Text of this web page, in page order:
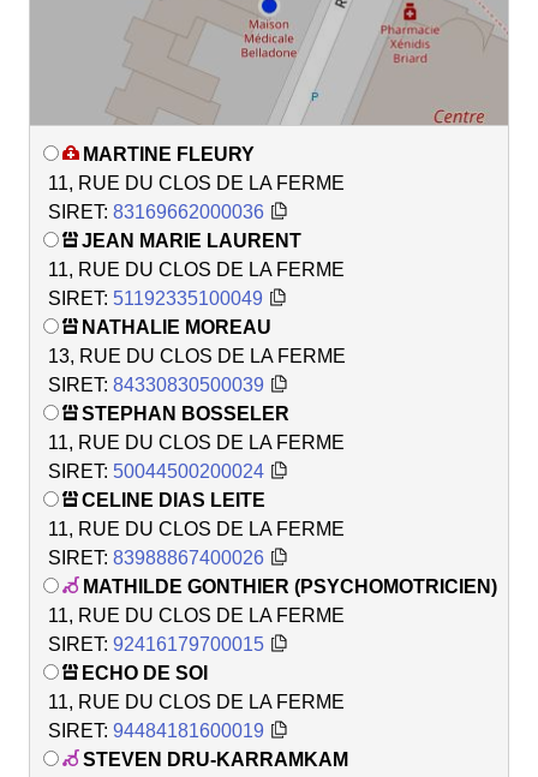
MARTINE FLEURY
11, RUE DU CLOS DE LA FERME
SIRET: 83169662000036
JEAN MARIE LAURENT
11, RUE DU CLOS DE LA FERME
SIRET: 51192335100049
NATHALIE MOREAU
13, RUE DU CLOS DE LA FERME
SIRET: 84330830500039
STEPHAN BOSSELER
11, RUE DU CLOS DE LA FERME
SIRET: 50044500200024
CELINE DIAS LEITE
11, RUE DU CLOS DE LA FERME
SIRET: 83988867400026
MATHILDE GONTHIER (PSYCHOMOTRICIEN)
11, RUE DU CLOS DE LA FERME
SIRET: 92416179700015
ECHO DE SOI
11, RUE DU CLOS DE LA FERME
SIRET: 94484181600019
STEVEN DRU-KARRAMKAM